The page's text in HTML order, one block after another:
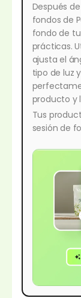
Después
fondos de
fondo de
prácticas.
ajusta el
tipo de luz
producto y
Tus
sesión de